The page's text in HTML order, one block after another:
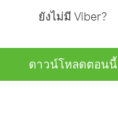
ยังไม่มี Viber?
ดาวน์โหลดตอนนี้